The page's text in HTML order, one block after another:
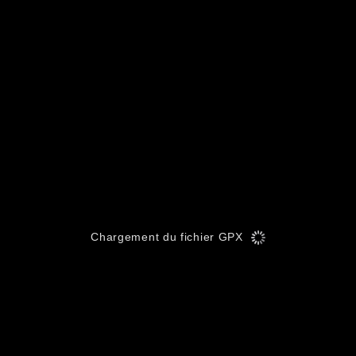
Chargement du fichier GPX